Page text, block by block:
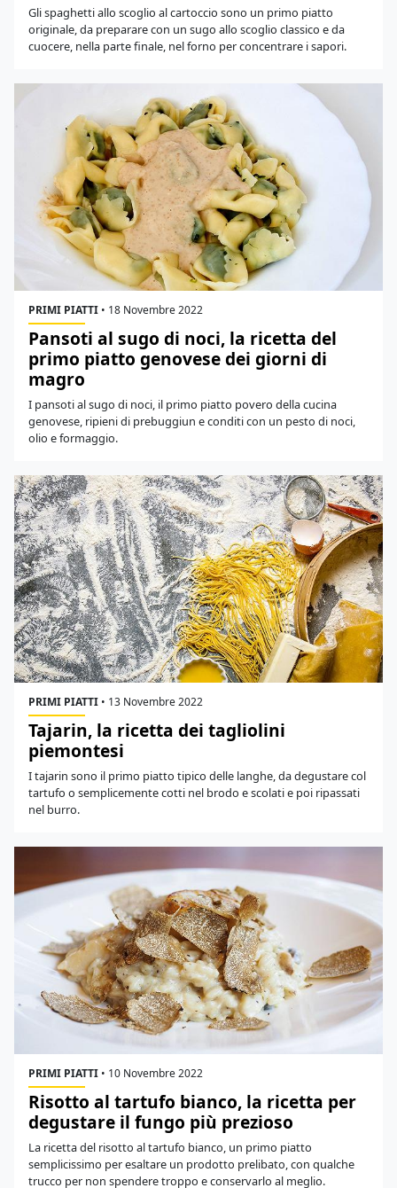
Gli spaghetti allo scoglio al cartoccio sono un primo piatto
originale, da preparare con un sugo allo scoglio classico e da
cuocere, nella parte finale, nel forno per concentrare i sapori.
PRIMI PIATTI • 18 Novembre 2022
Pansoti al sugo di noci, la ricetta del
primo piatto genovese dei giorni di
magro
I pansoti al sugo di noci, il primo piatto povero della cucina
genovese, ripieni di prebuggiun e conditi con un pesto di noci,
olio e formaggio.
PRIMI PIATTI • 13 Novembre 2022
Tajarin, la ricetta dei tagliolini
piemontesi
I tajarin sono il primo piatto tipico delle langhe, da degustare col
tartufo o semplicemente cotti nel brodo e scolati e poi ripassati
nel burro.
PRIMI PIATTI • 10 Novembre 2022
Risotto al tartufo bianco, la ricetta per
degustare il fungo più prezioso
La ricetta del risotto al tartufo bianco, un primo piatto
semplicissimo per esaltare un prodotto prelibato, con qualche
trucco per non spendere troppo e conservarlo al meglio.